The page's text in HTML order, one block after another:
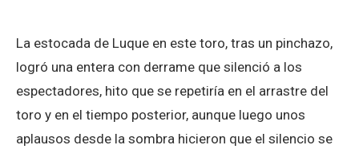
La estocada de Luque en este toro, tras un pinchazo,
logró una entera con derrame que silenció a los
espectadores, hito que se repetiría en el arrastre del
toro y en el tiempo posterior, aunque luego unos
aplausos desde la sombra hicieron que el silencio se